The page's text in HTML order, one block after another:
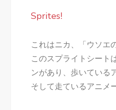
Sprites!
これはニカ、「ウソエ
このスプライトシート
ンがあり、歩いている
そして走ているアニメ